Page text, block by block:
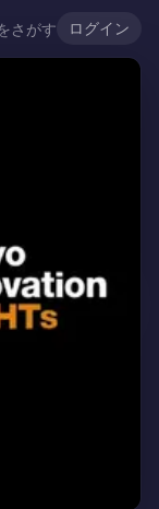
さがす ログイン